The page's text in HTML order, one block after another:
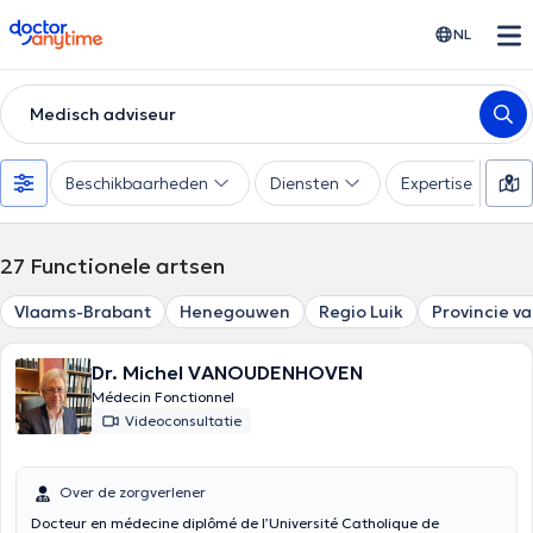
doctoranytime NL
Medisch adviseur
Beschikbaarheden Diensten Expertise
27 Functionele artsen
Vlaams-Brabant Henegouwen Regio Luik Provincie
Dr. Michel VANOUDENHOVEN
Médecin Fonctionnel
Videoconsultatie
Over de zorgverlener
Docteur en médecine diplômé de l’Université Catholique de